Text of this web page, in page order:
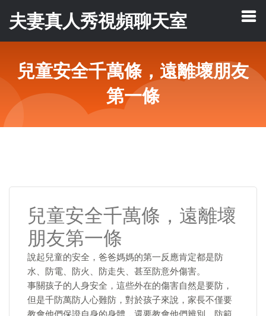
夫妻真人秀視頻聊天室
兒童安全千萬條，遠離壞朋友
第一條
兒童安全千萬條，遠離壞
朋友第一條
說起兒童的安全，爸爸媽媽的第一反應肯定都是防
水、防電、防火、防走失、甚至防意外傷害。
事關孩子的人身安全，這些外在的傷害自然是要防，
但是千防萬防人心難防，對於孩子來說，家長不僅要